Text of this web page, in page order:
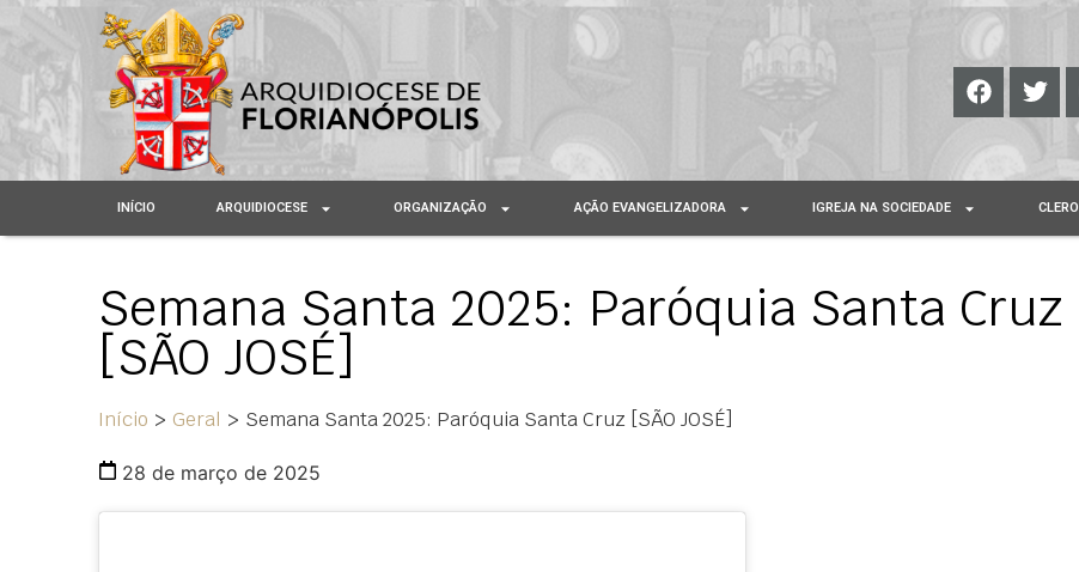
INÍCIO ARQUIDIOCESE ORGANIZAÇÃO AÇÃO EVANGELIZADORA IGREJA NA SOCIEDADE CLERO
Semana Santa 2025: Paróquia Santa Cruz
[SÃO JOSÉ]
Início > Geral > Semana Santa 2025: Paróquia Santa Cruz [SÃO JOSÉ]
28 de março de 2025